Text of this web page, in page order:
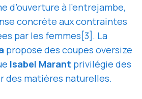
d’ouverture à l’entrejambe,
concrète aux contraintes
par les femmes[3]. La
propose des coupes oversize
Isabel Marant privilégie des
des matières naturelles.